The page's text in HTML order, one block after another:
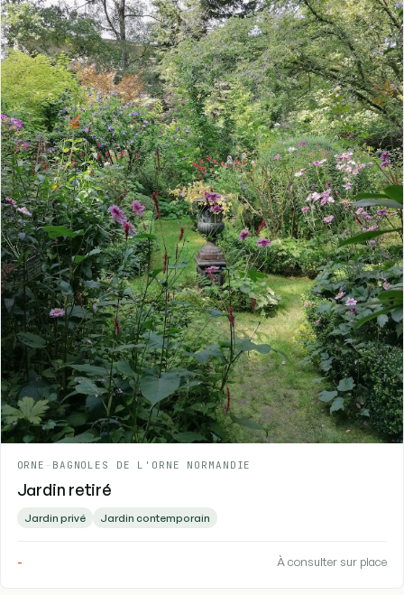
ORNE - BAGNOLES DE L'ORNE NORMANDIE
Jardin retiré
Jardin privé Jardin contemporain
- À consulter sur place